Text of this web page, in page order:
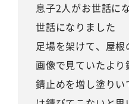
息子2人がお世話に
世話になりました
足場を架けて、屋
画像で見ていたより
錆止めを増し塗り